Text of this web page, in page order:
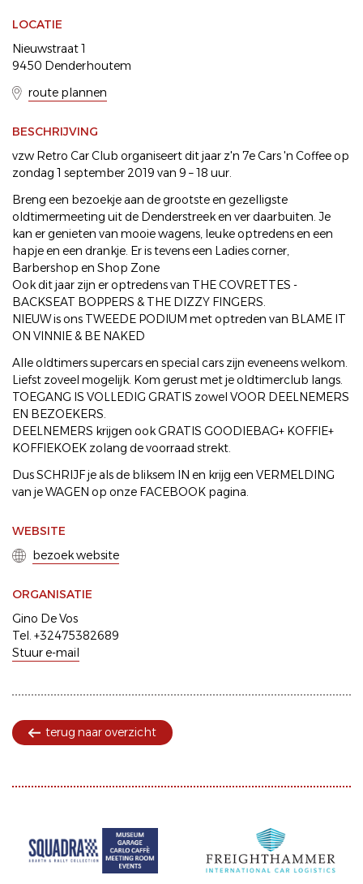
LOCATIE
Nieuwstraat 1
9450 Denderhoutem
route plannen
BESCHRIJVING
vzw Retro Car Club organiseert dit jaar z'n 7e Cars 'n Coffee op
zondag 1 september 2019 van 9 – 18 uur.
Breng een bezoekje aan de grootste en gezelligste
oldtimermeeting uit de Denderstreek en ver daarbuiten. Je
kan er genieten van mooie wagens, leuke optredens en een
hapje en een drankje. Er is tevens een Ladies corner,
Barbershop en Shop Zone
Ook dit jaar zijn er optredens van THE COVRETTES -
BACKSEAT BOPPERS & THE DIZZY FINGERS.
NIEUW is ons TWEEDE PODIUM met optreden van BLAME IT
ON VINNIE & BE NAKED
Alle oldtimers supercars en special cars zijn eveneens welkom.
Liefst zoveel mogelijk. Kom gerust met je oldtimerclub langs.
TOEGANG IS VOLLEDIG GRATIS zowel VOOR DEELNEMERS
EN BEZOEKERS.
DEELNEMERS krijgen ook GRATIS GOODIEBAG+ KOFFIE+
KOFFIEKOEK zolang de voorraad strekt.
Dus SCHRIJF je als de bliksem IN en krijg een VERMELDING
van je WAGEN op onze FACEBOOK pagina.
WEBSITE
bezoek website
ORGANISATIE
Gino De Vos
Tel. +32475382689
Stuur e-mail
terug naar overzicht